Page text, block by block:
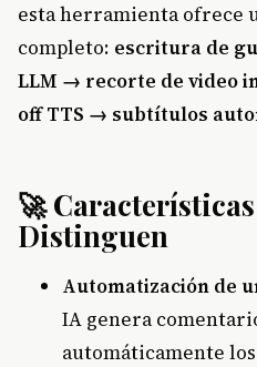
esta herramienta ofrece
completo: escritura de
LLM → recorte de video
off TTS → subtítulos
🚀
Distinguen
Automatización de
IA genera
automáticamente